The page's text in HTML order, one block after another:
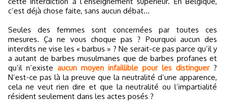
c’est déjà chose faite, sans aucun débat…
Seules des femmes sont concernées par toutes ces
mesures. Ça ne vous choque pas ? Pourquoi aucun des
interdits ne vise les « barbus » ? Ne serait-ce pas parce qu’il y
a autant de barbes musulmanes que de barbes profanes et
qu’il n’existe aucun moyen infaillible pour les distinguer?
N’est-ce pas là la preuve que la neutralité d’une apparence,
cela ne veut rien dire et que la neutralité ou l’impartialité
résident seulement dans les actes posés ?